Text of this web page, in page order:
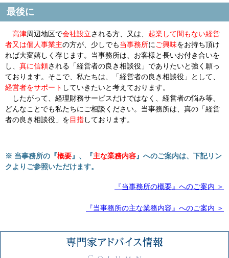
最後に
高津周辺地区で会社設立される方、又は、 起業して間もない経営
者又は個人事業主の方が、少しでも当事務所にご興味をお持ち頂け
れば大変嬉しく存じます。当事務所は、お客様と長いお付き合いを
し、 真に信頼される「経営者の良き相談役」でありたいと強く願っ
ております。そこで、私たちは、「経営者の良き相談役」として、
経営者をサポート していきたいと考えております。
したがって、経理財務サービスだけではなく、経営者の悩み等、
どんなことでも私たちにご相談ください。当事務所は、真の「経営
者の良き相談役」を目指しております。
※ 当事務所の『概要』、『主な業務内容』へのご案内は、下記リン
クよりご参照いただけます。
『当事務所の概要』へのご案内 ＞
『当事務所の主な業務内容』へのご案内 ＞